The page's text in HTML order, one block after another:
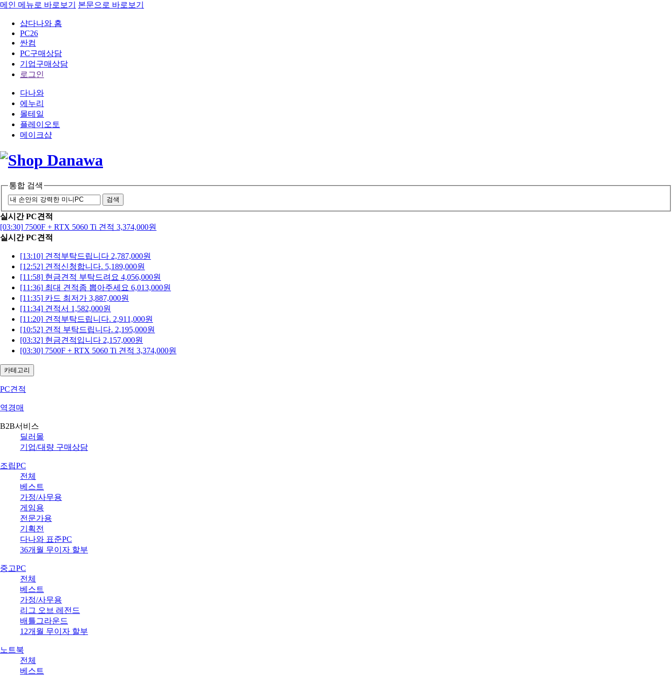
메인 메뉴로 바로보기 본문으로 바로보기
샵다나와 홈
PC26
싼컴
PC구매상담
기업구매상담
로그인
다나와
에누리
몰테일
플레이오토
메이크샵
통합 검색
검색
실시간 PC견적
[03:30] 7500F + RTX 5060 Ti 견적 3,374,000원
[13:10] 견적부탁드립니다
[11:58] 현금견적 부탁드려요 4,056,000원
[11:36] 최대 견적좀 뽑아주세요 6,013,000원
[11:35] 카드 최저가 3,887,000원
[11:34] 견적서 1,582,000원
[11:20] 견적부탁드립니다. 2,911,000원
[10:52] 견적 부탁드립니다. 2,195,000원
[03:32] 현금견적입니다 2,157,000원
실시간 PC견적
[13:10] 견적부탁드립니다 2,787,000원
[12:52] 견적신청합니다. 5,189,000원
[11:58] 현금견적 부탁드려요 4,056,000원
[11:36] 최대 견적좀 뽑아주세요 6,013,000원
[11:35] 카드 최저가 3,887,000원
[11:34] 견적서 1,582,000원
[11:20] 견적부탁드립니다. 2,911,000원
[10:52] 견적 부탁드립니다. 2,195,000원
[03:32] 현금견적입니다 2,157,000원
[03:30] 7500F + RTX 5060 Ti 견적 3,374,000원
카테고리
PC견적
역경매
B2B서비스
딜러몰
기업/대량 구매상담
조립PC
전체
베스트
가정/사무용
게임용
전문가용
기획전
다나와 표준PC
36개월 무이자 할부
중고PC
전체
베스트
가정/사무용
리그 오브 레전드
배틀그라운드
12개월 무이자 할부
노트북
전체
베스트